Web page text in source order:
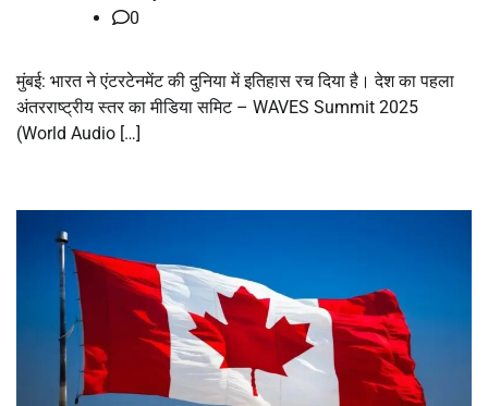
0
मुंबई: भारत ने एंटरटेनमेंट की दुनिया में इतिहास रच दिया है। देश का पहला
अंतरराष्ट्रीय स्तर का मीडिया समिट – WAVES Summit 2025
(World Audio […]